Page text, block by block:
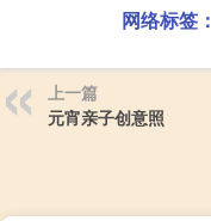
网络标签：
上一篇
元宵亲子创意照